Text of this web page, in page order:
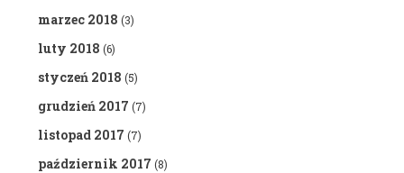
marzec 2018 (3)
luty 2018 (6)
styczeń 2018 (5)
grudzień 2017 (7)
listopad 2017 (7)
październik 2017 (8)